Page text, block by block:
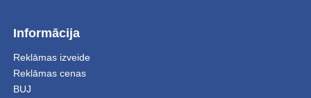
Informācija
Reklāmas izveide
Reklāmas cenas
BUJ